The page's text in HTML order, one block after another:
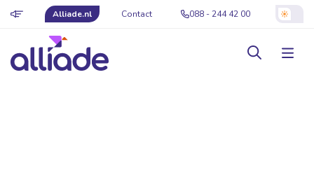
Alliade.nl Contact 088 - 244 42 00